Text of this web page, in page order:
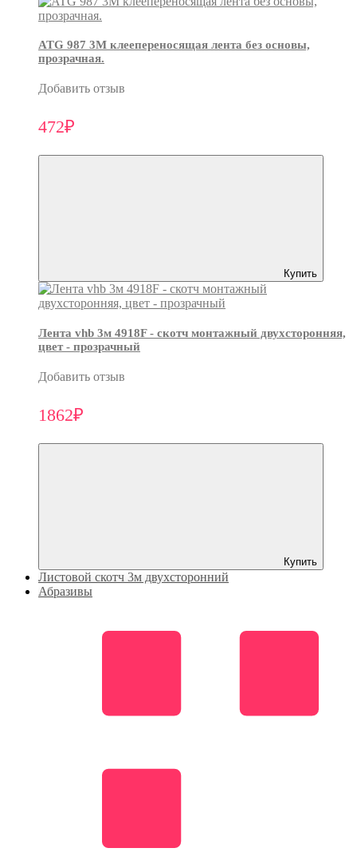
ATG 987 3М клеепереносящая лента без основы,
прозрачная.
Добавить отзыв
472₽
Купить
Лента vhb 3м 4918F - скотч монтажный двухсторонняя,
цвет - прозрачный
Добавить отзыв
1862₽
Купить
Листовой скотч 3м двухсторонний
Абразивы